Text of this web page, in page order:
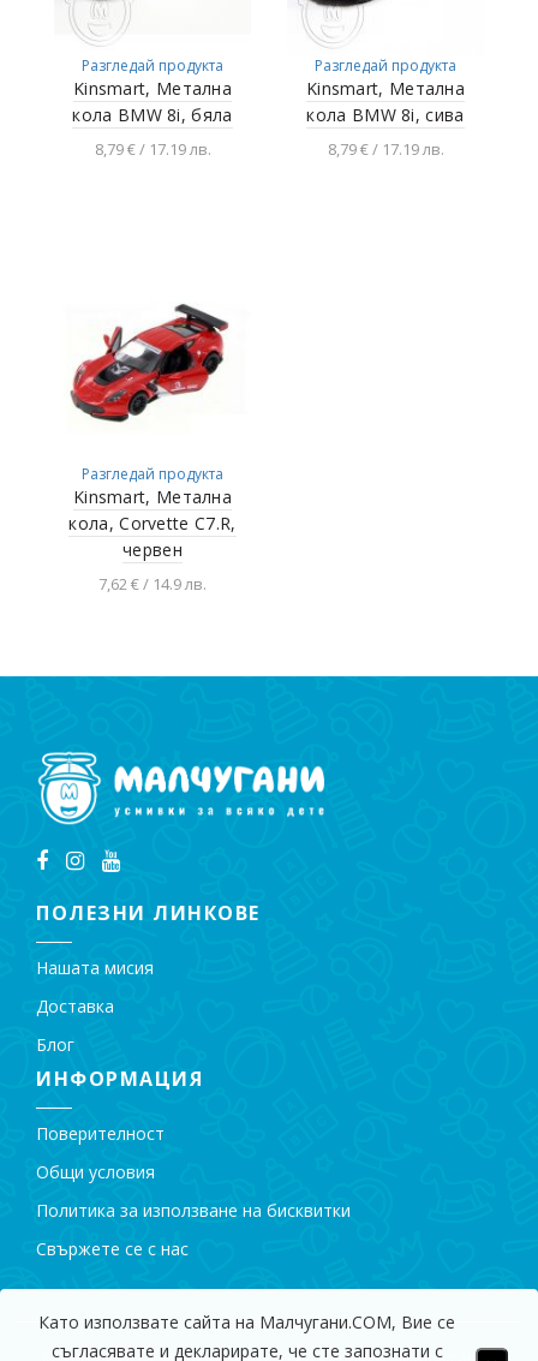
Като използвате сайта на Малчугани.COM, Вие се
съгласявате и декларирате, че сте запознати с
Разгледай продукта
Kinsmart, Метална
кола BMW 8i, бяла
8,79 € / 17.19 лв.
Разгледай продукта
Kinsmart, Метална
кола BMW 8i, сива
8,79 € / 17.19 лв.
Разгледай продукта
Kinsmart, Метална
кола, Corvette C7.R,
червен
7,62 € / 14.9 лв.
ПОЛЕЗНИ ЛИНКОВЕ
Нашата мисия
Доставка
Блог
ИНФОРМАЦИЯ
Поверителност
Общи условия
Политика за използване на бисквитки
Свържете се с нас